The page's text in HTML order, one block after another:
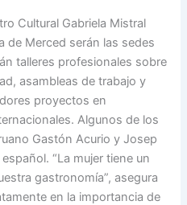
Cultural Gabriela Mistral
de Merced serán las sedes
talleres profesionales sobre
asambleas de trabajo y
proyectos en
Algunos de los
Gastón Acurio y Josep
“La mujer tiene un
gastronomía”, asegura
en la importancia de